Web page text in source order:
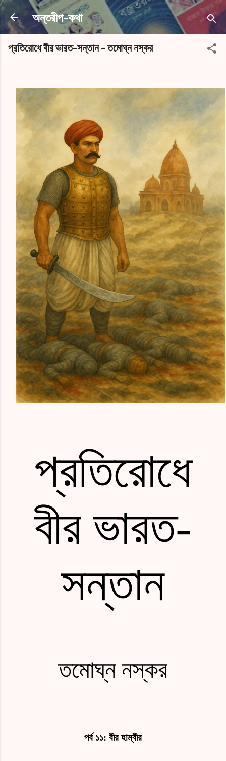
সরাসরি প্রধান সামগ্রীতে চলে যান
অন্তরীপ-কথা
প্রতিরোধে বীর ভারত-সন্তান - তমোঘ্ন নস্কর
প্রতিরোধে
বীর ভারত-
সন্তান
তমোঘ্ন নস্কর
পর্ব ১১: বীর হাম্বীর